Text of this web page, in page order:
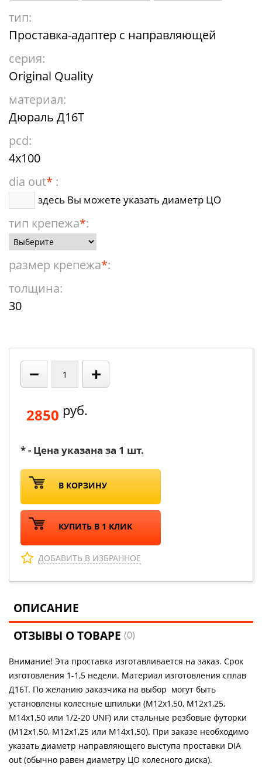
тип:
Проставка-адаптер с направляющей
серия:
Original Quality
материал:
Дюраль Д16Т
pcd:
4x100
dia out* :
здесь Вы можете указать диаметр ЦО
тип крепежа*:
размер крепежа*:
толщина:
30
− +
2850 руб.
* - Цена указана за 1 шт.
В КОРЗИНУ
КУПИТЬ В 1 КЛИК
ДОБАВИТЬ В ИЗБРАННОЕ
ОПИСАНИЕ
ОТЗЫВЫ О ТОВАРЕ(0)
Внимание! Эта проставка изготавливается на заказ. Срок
изготовления 1-1,5 недели. Материал изготовления сплав
Д16Т. По желанию заказчика на выбор могут быть
установлены колесные шпильки (М12х1,50, М12х1,25,
М14х1,50 или 1/2-20 UNF) или стальные резбовые футорки
(М12х1,50, М12х1,25 или М14х1,50). При заказе необходимо
указать диаметр направляющего выступа проставки DIA
out (обычно равен диаметру ЦО колесного диска).